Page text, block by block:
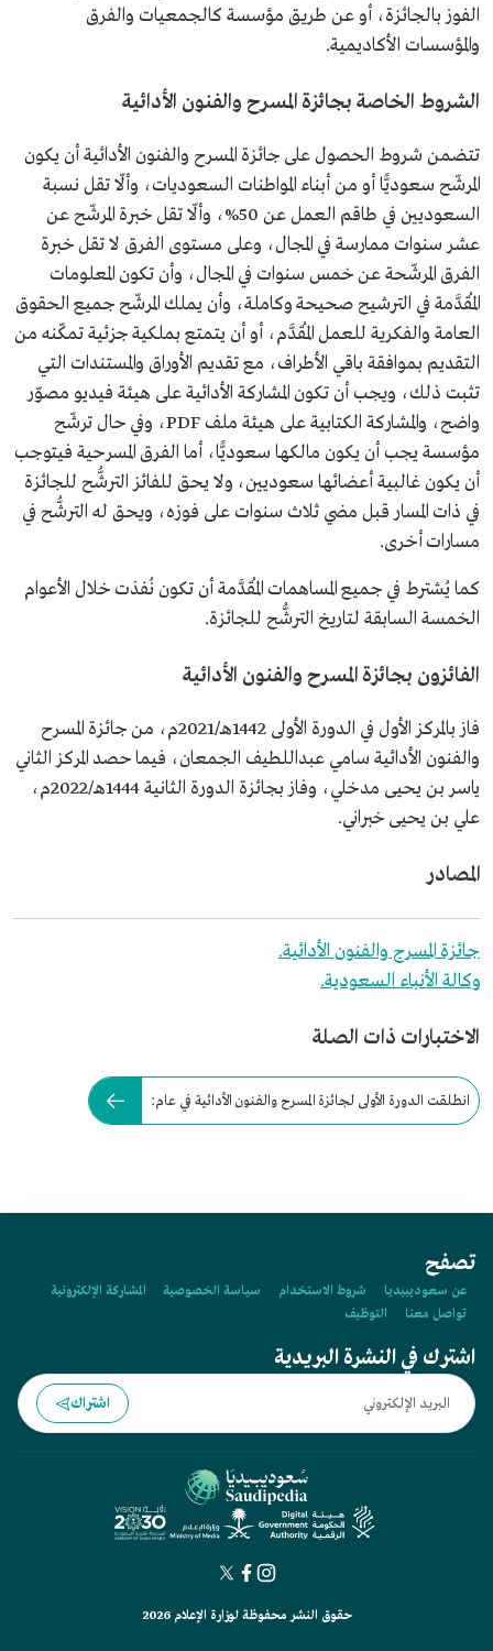
الفوز بالجائزة، أو عن طريق مؤسسة كالجمعيات والفرق
والمؤسسات الأكاديمية.
الشروط الخاصة بجائزة المسرح والفنون الأدائية
تتضمن شروط الحصول على جائزة المسرح والفنون الأدائية أن يكون
المرشّح سعوديًّا أو من أبناء المواطنات السعوديات، وألّا تقل نسبة
السعوديين في طاقم العمل عن 50%، وألّا تقل خبرة المرشّح عن
عشر سنوات ممارسة في المجال، وعلى مستوى الفرق لا تقل خبرة
الفرق المرشّحة عن خمس سنوات في المجال، وأن تكون المعلومات
المُقدَّمة في الترشيح صحيحة وكاملة، وأن يملك المرشّح جميع الحقوق
العامة والفكرية للعمل المُقدَّم، أو أن يتمتع بملكية جزئية تمكّنه من
التقديم بموافقة باقي الأطراف، مع تقديم الأوراق والمستندات التي
تثبت ذلك، ويجب أن تكون المشاركة الأدائية على هيئة فيديو مصوّر
واضح، والمشاركة الكتابية على هيئة ملف PDF، وفي حال ترشّح
مؤسسة يجب أن يكون مالكها سعوديًّا، أما الفرق المسرحية فيتوجب
أن يكون غالبية أعضائها سعوديين، ولا يحق للفائز الترشُّح للجائزة
في ذات المسار قبل مضي ثلاث سنوات على فوزه، ويحق له الترشُّح في
مسارات أخرى.
كما يُشترط في جميع المساهمات المُقدَّمة أن تكون نُفذت خلال الأعوام
الخمسة السابقة لتاريخ الترشُّح للجائزة.
الفائزون بجائزة المسرح والفنون الأدائية
فاز بالمركز الأول في الدورة الأولى 1442هـ/2021م، من جائزة المسرح
والفنون الأدائية سامي عبداللطيف الجمعان، فيما حصد المركز الثاني
ياسر بن يحيى مدخلي، وفاز بجائزة الدورة الثانية 1444هـ/2022م،
علي بن يحيى خبراني.
المصادر
جائزة المسرح والفنون الأدائية.
وكالة الأنباء السعودية.
الاختبارات ذات الصلة
انطلقت الدورة الأولى لجائزة المسرح والفنون الأدائية في عام:
تصفح
عن سعوديبيديا شروط الاستخدام سياسة الخصوصية
المشاركة الإلكترونية
تواصل معنا
التوظيف
اشترك في النشرة البريدية
اشتراك
حقوق النشر محفوظة لوزارة الإعلام 2026